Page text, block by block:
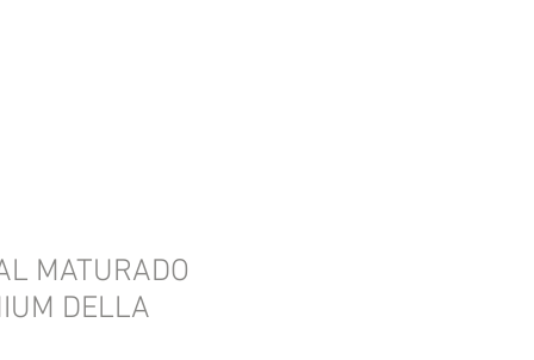
MATURADO
DELLA